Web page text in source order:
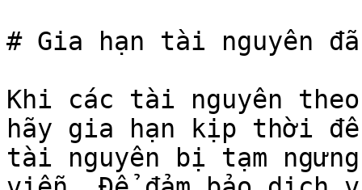
# Gia hạn tài nguyên
Khi các tài nguyên
hãy gia hạn kịp thời
tài nguyên bị tạm